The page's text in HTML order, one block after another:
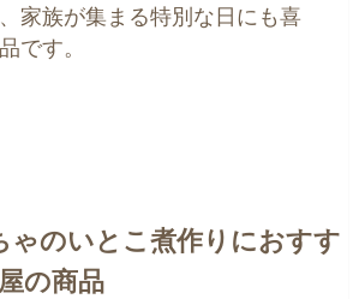
家族が集まる特別な日にも喜
です。
ゃのいとこ煮作りにおすす
の商品